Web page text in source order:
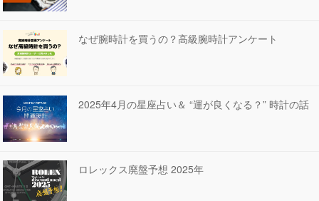
なぜ腕時計を買うの？高級腕時計アンケート
2025年4月の星座占い＆ “運が良くなる？” 時計の話
ロレックス廃盤予想 2025年